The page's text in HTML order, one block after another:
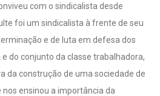
com o sindicalista desde
foi um sindicalista à frente de seu
e de luta em defesa dos
do conjunto da classe trabalhadora,
da construção de uma sociedade de
ensinou a importância da